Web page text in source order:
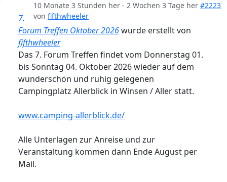
10 Monate 3 Stunden her - 2 Wochen 3 Tage her #2223
von fifthwheeler
7.
Forum Treffen Oktober 2026wurde erstellt von
fifthwheeler
Das 7. Forum Treffen findet vom Donnerstag 01.
bis Sonntag 04. Oktober 2026 wieder auf dem
wunderschön und ruhig gelegenen
Campingplatz Allerblick in Winsen / Aller statt.
www.camping-allerblick.de/
Alle Unterlagen zur Anreise und zur
Veranstaltung kommen dann Ende August per
Mail.